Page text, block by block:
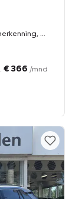
€ 366 /mnd